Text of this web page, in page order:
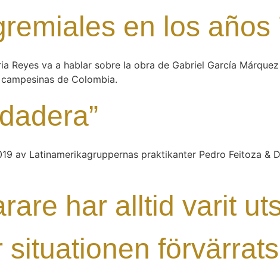
en los años
Reyes va a hablar sobre la obra de Gabriel García
de Colombia.
av Latinamerikagruppernas praktikanter Pedro Feitoza &
har alltid varit